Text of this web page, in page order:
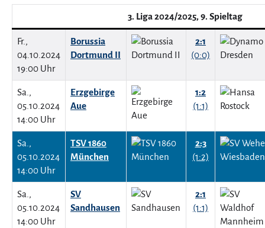
3. Liga 2024/2025, 9. Spieltag
Fr.,
04.10.2024
19:00 Uhr
Borussia
Dortmund II
2:1
(0:0)
Sa.,
05.10.2024
14:00 Uhr
Erzgebirge
Aue
1:2
(1:1)
Sa.,
05.10.2024
14:00 Uhr
TSV 1860
München
2:3
(1:2)
Sa.,
05.10.2024
14:00 Uhr
SV
Sandhausen
2:1
(1:1)